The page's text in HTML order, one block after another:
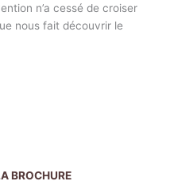
n’a cessé de croiser
nous fait découvrir le
BROCHURE